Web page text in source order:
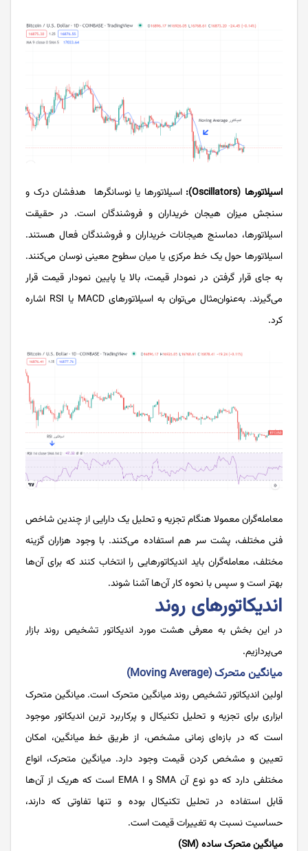
اسیلاتورها (Oscillators):
اسیلاتورها یا نوسانگرها هدفشان درک و
سنجش میزان هیجان خریداران و فروشندگان است. در حقیقت
اسیلاتورها، دماسنج هیجانات خریداران و فروشندگان فعال هستند.
اسیلاتورها حول یک خط مرکزی یا میان سطوح معینی نوسان می‌کنند.
به جای قرار گرفتن در نمودار قیمت، بالا یا پایین نمودار قیمت قرار
می‌گیرند. به‌عنوان‌مثال می‌توان به اسیلاتور‌های MACD یا RSI اشاره
کرد.
معامله‌گران معمولا هنگام تجزیه و تحلیل یک دارایی از چندین شاخص
فنی مختلف، پشت سر هم استفاده می‌کنند. با وجود هزاران گزینه
مختلف، معامله‌گران باید اندیکاتورهایی را انتخاب کنند که برای آن‌ها
بهتر است و سپس با نحوه کار آن‌ها آشنا شوند.
اندیکاتورهای روند
در این بخش به معرفی هشت مورد اندیکاتور تشخیص روند بازار
می‌پردازیم.
میانگین متحرک (Moving Average)
اولین اندیکاتور تشخیص روند میانگین متحرک است. میانگین متحرک
ابزاری برای تجزیه‌ و تحلیل تکنیکال و پرکاربرد ‌ترین اندیکاتور موجود
است که در بازه‌ای زمانی مشخص، از طریق خط میانگین، امکان
تعیین و مشخص‌ کردن قیمت وجود دارد. میانگین متحرک، انواع
مختلفی دارد که دو نوع آن SMA و ا EMA است که هریک از آن‌ها
قابل استفاده در تحلیل تکنیکال بوده و تنها تفاوتی که دارند،
حساسیت نسبت به تغییرات قیمت است.
میانگین متحرک ساده (SM)